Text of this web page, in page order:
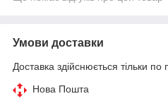
Умови доставки
Доставка здійснюється тільки по
Нова Пошта